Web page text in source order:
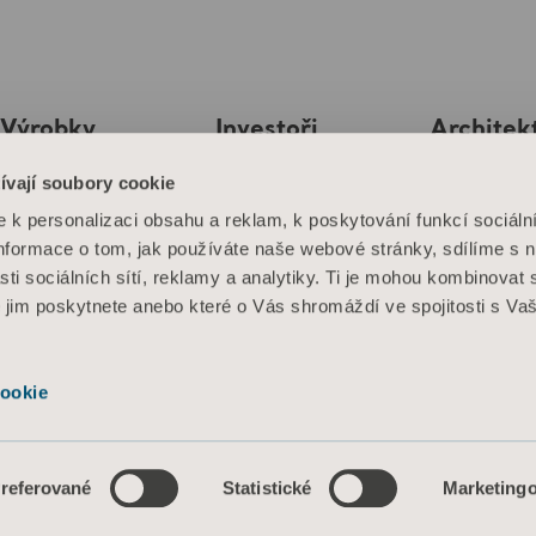
soubory cookie
k personalizaci obsahu a reklam, k poskytování funkcí
o tom, jak používáte naše webové stránky, sdílíme s
sociálních sítí, reklamy a analytiky. Ti je mohou kombinovat
poskytnete anebo které o Vás shromáždí ve spojitosti s
Statistické
Výrobky
Služby a řešení
Znalosti
O nás
Investoři
Kariéra
webových stránek
Informace o souborech cookie